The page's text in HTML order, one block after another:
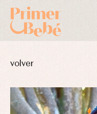
volver